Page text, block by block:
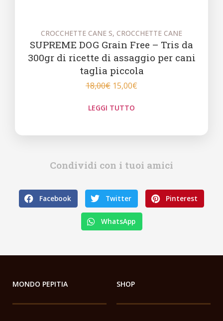
CROCCHETTE CANE S, CROCCHETTE CANE
SUPREME DOG Grain Free – Tris da
300gr di ricette di assaggio per cani
taglia piccola
18,00€ 15,00€
LEGGI TUTTO
Condividi con i tuoi amici
Facebook Twitter Pinterest
WhatsApp
MONDO PEPITIA SHOP